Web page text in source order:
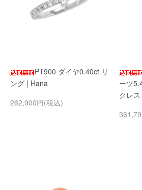
PT900 ダイヤ0.40ct リ
ング | Hana
262,900円(税込)
ーツ
クレ